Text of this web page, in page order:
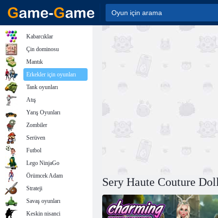
Sery Haute Couture
Kabarcıklar
Çin dominosu
Mantık
Erkekler için oyunları
Tank oyunları
Atış
Yarış Oyunları
Zombiler
Serüven
Futbol
Lego NinjaGo
Örümcek Adam
Strateji
Savaş oyunları
Keskin nisanci